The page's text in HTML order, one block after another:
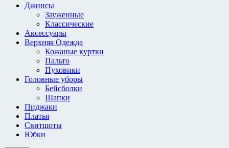
Джинсы
Зауженные
Классические
Аксессуары
Верхняя Одежда
Кожаные куртки
Пальто
Пуховики
Головные уборы
Бейсболки
Шапки
Пиджаки
Платья
Свитшоты
Юбки